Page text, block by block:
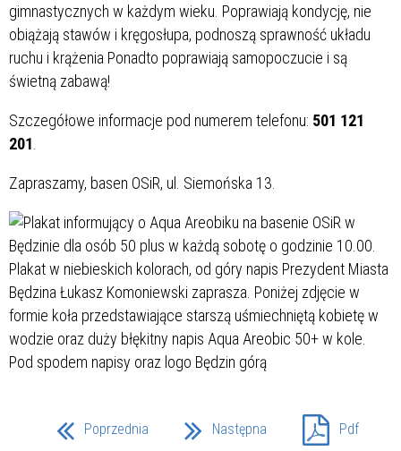
gimnastycznych w każdym wieku. Poprawiają kondycję, nie
obiążają stawów i kręgosłupa, podnoszą sprawność układu
ruchu i krążenia Ponadto poprawiają samopoczucie i są
świetną zabawą!
Szczegółowe informacje pod numerem telefonu: 501 121
201
Zapraszamy, basen OSiR, ul. Siemońska 13.
Poprzednia Następna Pdf